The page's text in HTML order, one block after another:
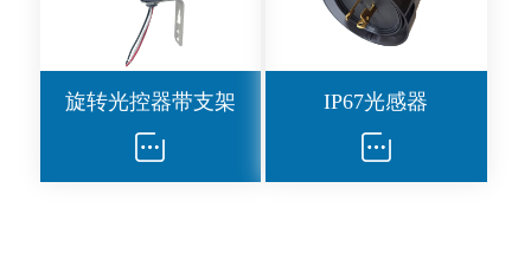
旋转光控器带支架 IP67光感器